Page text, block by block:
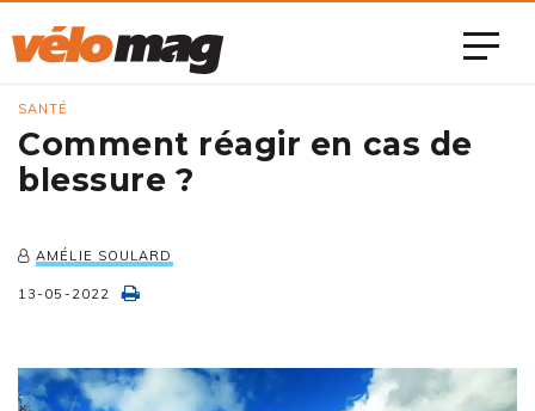
SANTÉ
Comment réagir en cas de
blessure ?
AMÉLIE SOULARD
13-05-2022